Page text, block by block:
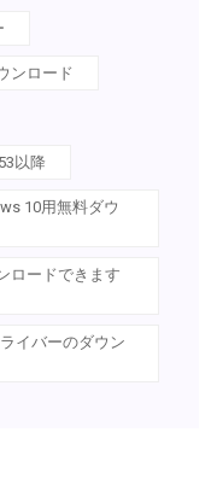
ンロード
以降
10用無料ダウ
ロードできます
イバーのダウン